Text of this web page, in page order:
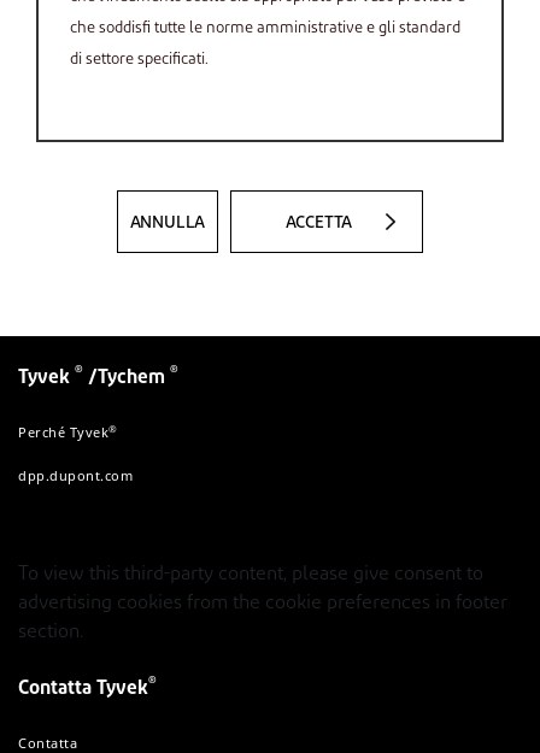
che soddisfi tutte le norme amministrative e gli standard
di settore specificati.
ANNULLA ACCETTA
Tyvek ® /Tychem ®
Perché Tyvek®
dpp.dupont.com
To view this third-party content, please give consent to
advertising cookies from the cookie preferences in footer
section.
Contatta Tyvek®
Contatta